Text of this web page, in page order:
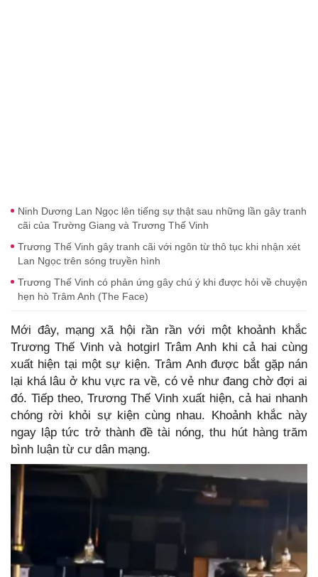
Ninh Dương Lan Ngọc lên tiếng sự thật sau những lần gây tranh
cãi của Trường Giang và Trương Thế Vinh
Trương Thế Vinh gây tranh cãi với ngôn từ thô tục khi nhận xét
Lan Ngọc trên sóng truyền hình
Trương Thế Vinh có phản ứng gây chú ý khi được hỏi về chuyện
hẹn hò Trâm Anh (The Face)
Mới đây, mạng xã hội rần rần với một khoảnh khắc
Trương Thế Vinh và hotgirl Trâm Anh khi cả hai cùng
xuất hiện tại một sự kiện. Trâm Anh được bắt gặp nán
lại khá lâu ở khu vực ra về, có vẻ như đang chờ đợi ai
đó. Tiếp theo, Trương Thế Vinh xuất hiện, cả hai nhanh
chóng rời khỏi sự kiện cùng nhau. Khoảnh khắc này
ngay lập tức trở thành đề tài nóng, thu hút hàng trăm
bình luận từ cư dân mạng.